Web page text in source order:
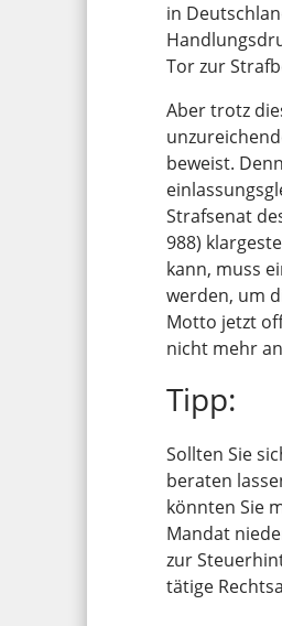
in
Tor zur
Aber trotz
beweist.
Strafsenat
988)
kann, muss
werden, um
Motto jetzt
nicht mehr
Tipp:
Sollten Sie
beraten
könnten Sie
Mandat
zur
tätige